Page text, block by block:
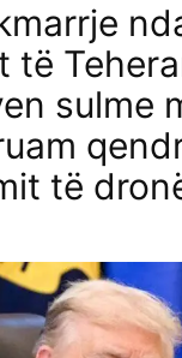
të
sulme
të